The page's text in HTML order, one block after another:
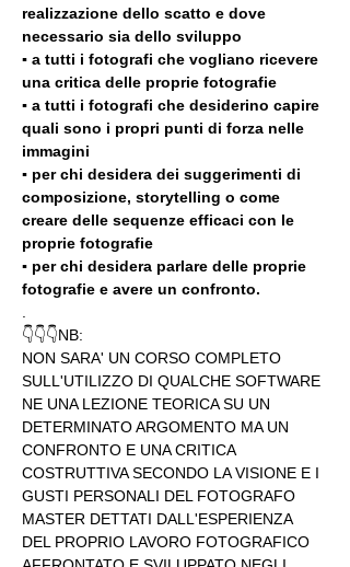
realizzazione dello scatto e dove
necessario sia dello sviluppo
▪️ a tutti i fotografi che vogliano ricevere
una critica delle proprie fotografie
▪️ a tutti i fotografi che desiderino capire
quali sono i propri punti di forza nelle
immagini
▪️ per chi desidera dei suggerimenti di
composizione, storytelling o come
creare delle sequenze efficaci con le
proprie fotografie
▪️ per chi desidera parlare delle proprie
fotografie e avere un confronto.
👇👇👇NB:
NON SARA' UN CORSO COMPLETO
SULL'UTILIZZO DI QUALCHE SOFTWARE
NE UNA LEZIONE TEORICA SU UN
DETERMINATO ARGOMENTO MA UN
CONFRONTO E UNA CRITICA
COSTRUTTIVA SECONDO LA VISIONE E I
GUSTI PERSONALI DEL FOTOGRAFO
MASTER DETTATI DALL'ESPERIENZA
DEL PROPRIO LAVORO FOTOGRAFICO